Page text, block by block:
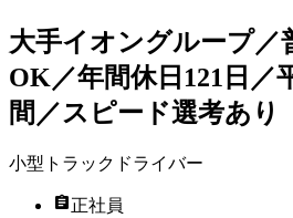
大手イオングループ／
OK／年間休日121日／
間／スピード選考あり
小型トラックドライバー
正社員